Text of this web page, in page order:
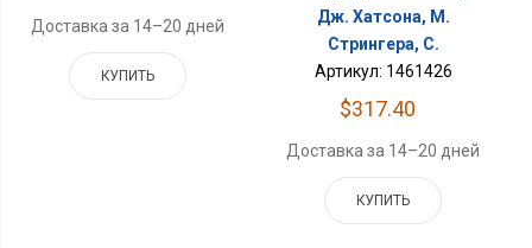
Доставка за 14–20 дней
КУПИТЬ
Дж. Хатсона, М.
Стрингера, С.
Артикул: 1461426
$317.40
Доставка за 14–20 дней
КУПИТЬ